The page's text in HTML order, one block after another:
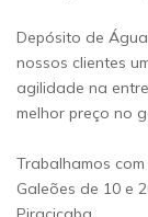
Depósito de
nossos clientes
agilidade na
melhor preço no
Trabalhamos
Galeões de 10 e